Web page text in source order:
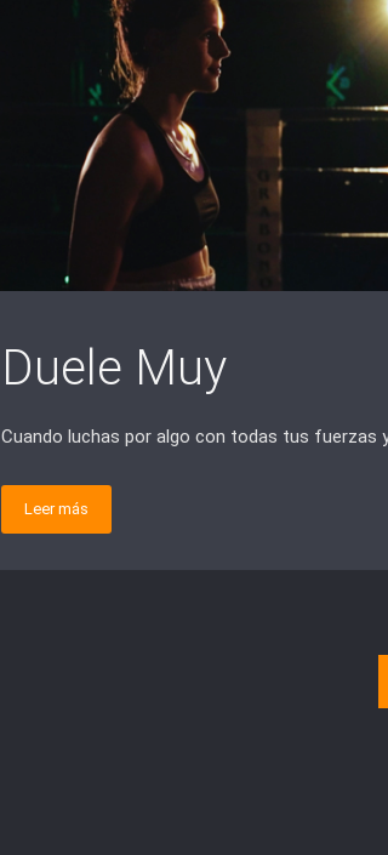
Duele Muy
Cuando luchas por algo con todas tus fuerzas
Leer más